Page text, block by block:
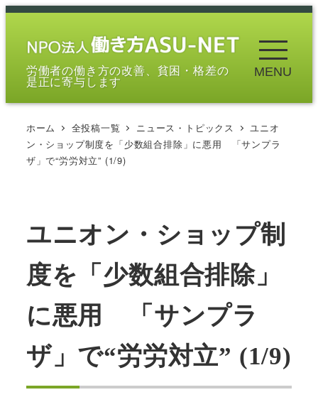
メ
労働者の働き方の改善、貧困・格差の
是正に寄与します
MENU
ホーム 全投稿一覧 ニュース・トピックス
ユニオ
ン・ショップ制度を「少数組合排除」に悪用 「サンプラ
ザ」で“労労対立” (1/9)
ユニオン・ショップ制
度を「少数組合排除」
に悪用 「サンプラ
ザ」で“労労対立” (1/9)